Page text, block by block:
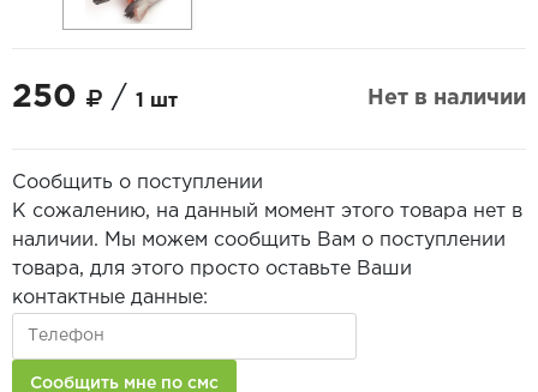
250 / 1 шт Нет в наличии
Сообщить о поступлении
К сожалению, на данный момент этого товара нет в
наличии. Мы можем сообщить Вам о поступлении
товара, для этого просто оставьте Ваши
контактные данные: